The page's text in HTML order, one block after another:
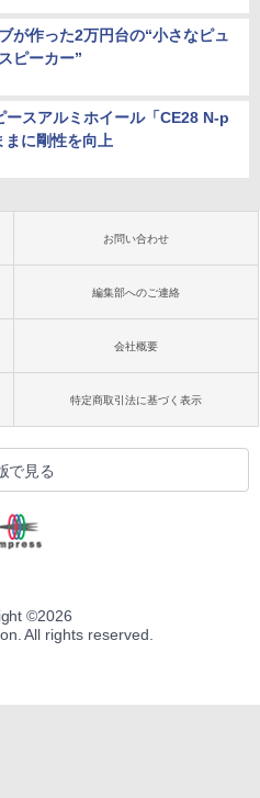
が作った2万円台の“小さなピュ
ピーカー”
ースアルミホイール「CE28 N-p
に剛性を向上
お問い合わせ
編集部へのご連絡
会社概要
特定商取引法に基づく表示
で見る
©2026
All rights reserved.